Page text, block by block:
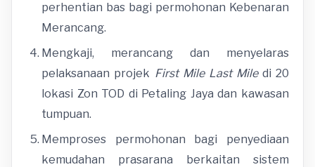
perhentian bas bagi permohonan Kebenaran
Merancang.
Mengkaji, merancang dan menyelaras
pelaksanaan projek First Mile Last Mile di 20
lokasi Zon TOD di Petaling Jaya dan kawasan
tumpuan.
Memproses permohonan bagi penyediaan
kemudahan prasarana berkaitan sistem